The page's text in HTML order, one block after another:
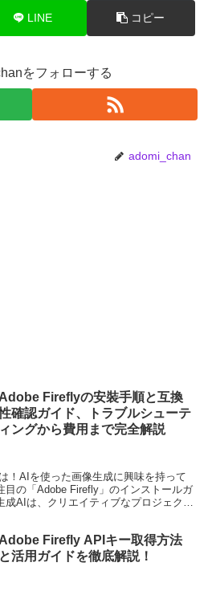
LINE コピー
をフォローする
adomi_chan
Adobe Fireflyの安裝手順と互換
確認ガイド、トラブルシューテ
ィングから費用まで完全解説
！AIを使った画像生成に興味を持って
目の「Adobe Firefly」のインストールガ
AIは、クリエイティブなプロジェクト
Adobe Firefly APIキー取得方法
と活用ガイドを徹底解説！